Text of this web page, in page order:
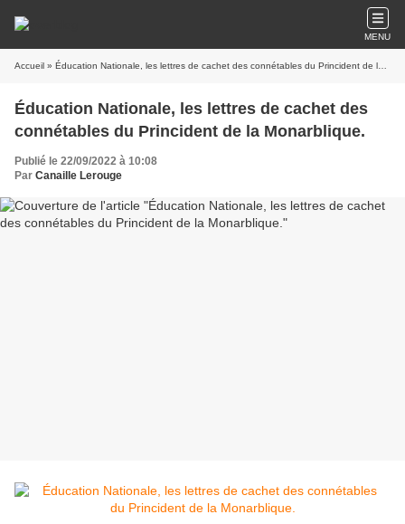
MENU
Accueil » Éducation Nationale, les lettres de cachet des connétables du Princident de la Monarblique.
Éducation Nationale, les lettres de cachet des
connétables du Princident de la Monarblique.
Publié le 22/09/2022 à 10:08
Par Canaille Lerouge